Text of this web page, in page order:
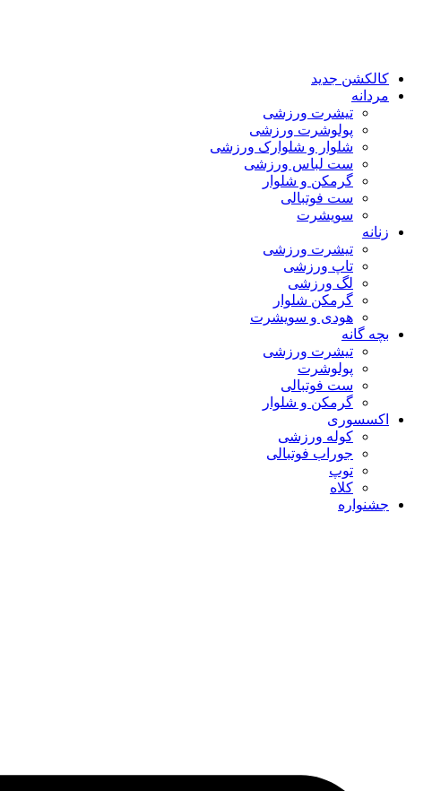
کالکشن جدید
مردانه
تیشرت ورزشی
پولوشرت ورزشی
شلوار و شلوارک ورزشی
ست لباس ورزشی
گرمکن و شلوار
ست فوتبالی
سویشرت
زنانه
تیشرت ورزشی
تاپ ورزشی
لگ ورزشی
گرمکن شلوار
هودی و سویشرت
بچه گانه
تیشرت ورزشی
پولوشرت
ست فوتبالی
گرمکن و شلوار
اکسسوری
کوله ورزشی
جوراب فوتبالی
توپ
کلاه
جشنواره